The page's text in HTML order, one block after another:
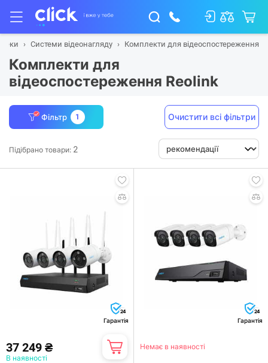
Системи відеонагляду Комплекти для відеоспостереження
Комплекти для
відеоспостереження Reolink
Фільтр 1 Очистити всі фільтри
Підібрано товари: 2
24
Гарантія
37 249 ₴
В наявності
24
Гарантія
Немає в наявності